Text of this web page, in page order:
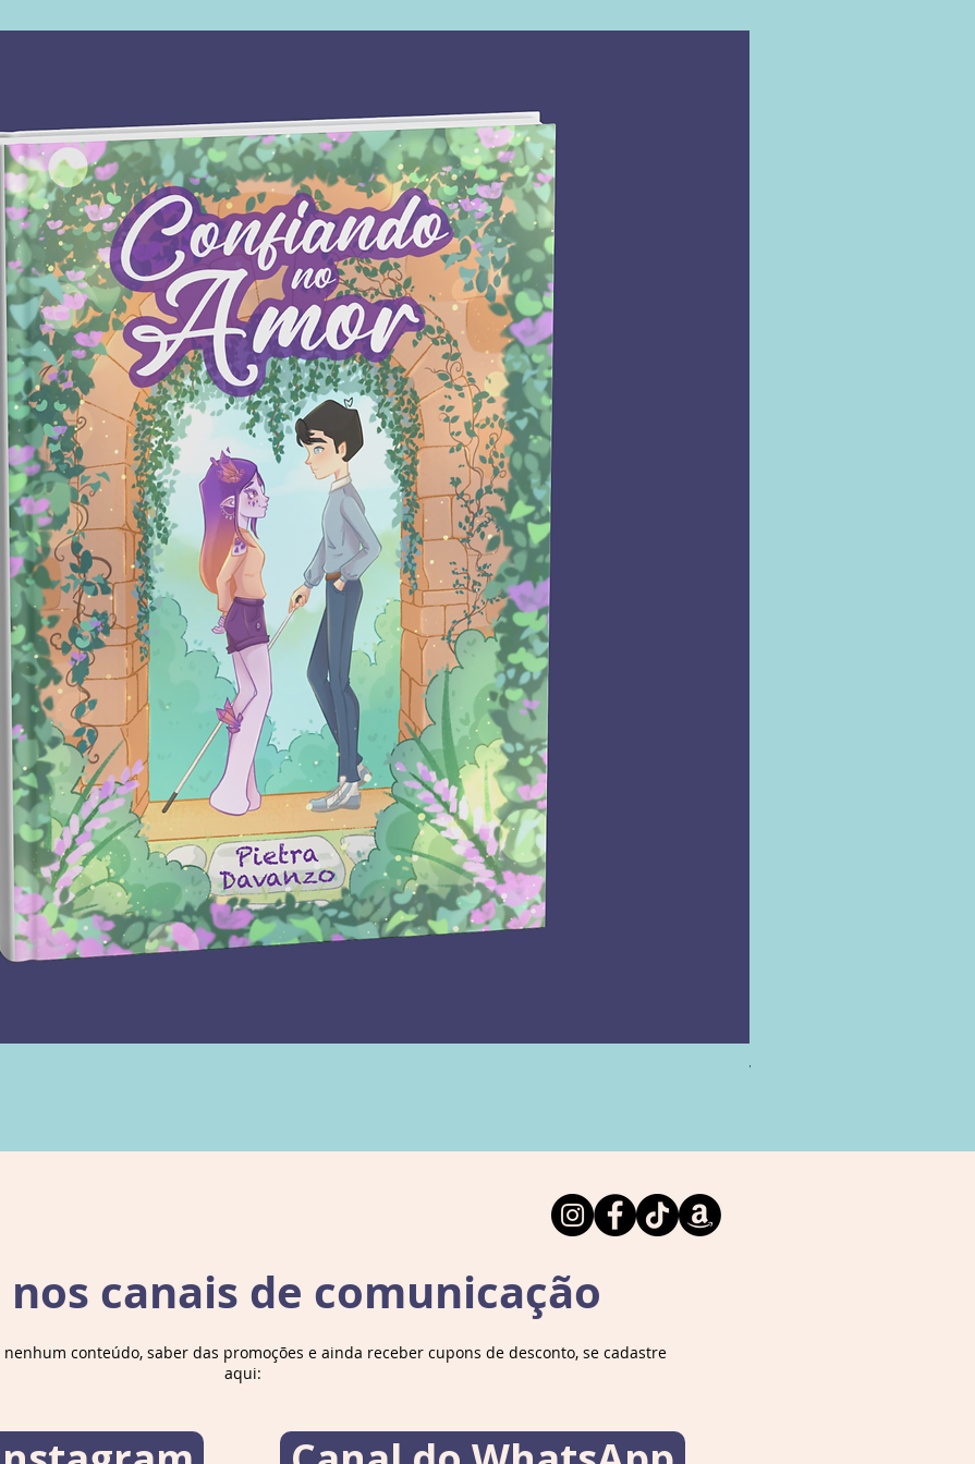
para assombrar o papel de destaque que
sempre sonhou. Parte de si está nervosa
por ter que contracenar com o pai; a outra,
se pergunta constantemente por que Sam a
traiu. E, à medida que as gravações
avançam, Tate se sente mais segura para
conduzir a própria narrativa – mas
descobre que algumas coisas não podem
ser controladas. “Neste novo livro das
rainhas das comédias românticas, uma atriz
que teve o coração partido por seu primeiro
amor o reencontra no set de filmagem, e a
partir dali ela começa a se perguntar se
deve dar a ele uma segunda chance ou
não.” PUBLISHERS WEEKLY
Detalhes do produto
Editora ‏ : ‎Faro Editorial; 1ª edição (9
setembro 2022)
Idioma ‏ : ‎Português
ISBN-10 ‏ : ‎6559571947
ISBN-13 ‏ : ‎978-6559571949
Dimensões ‏ : ‎
Vamos falar sobre
nos canais de comunicação
conteúdo, saber das promoções e ainda receber cupons de desconto, se cadastre
aqui: